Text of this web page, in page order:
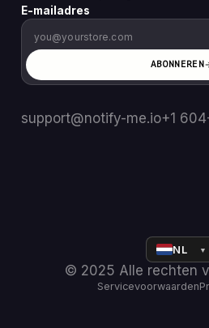
E-mailadres
ABONNEREN
support@notify-me.io+1
NL ▼
© 2025 Alle rechten
Servicevoorwaarden